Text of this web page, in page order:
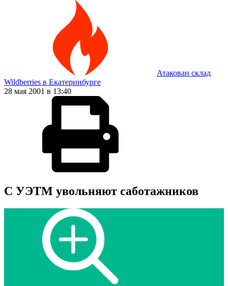
Атакован склад
Wildberries в Екатеринбурге
28 мая 2001 в 13:40
С УЭТМ увольняют саботажников